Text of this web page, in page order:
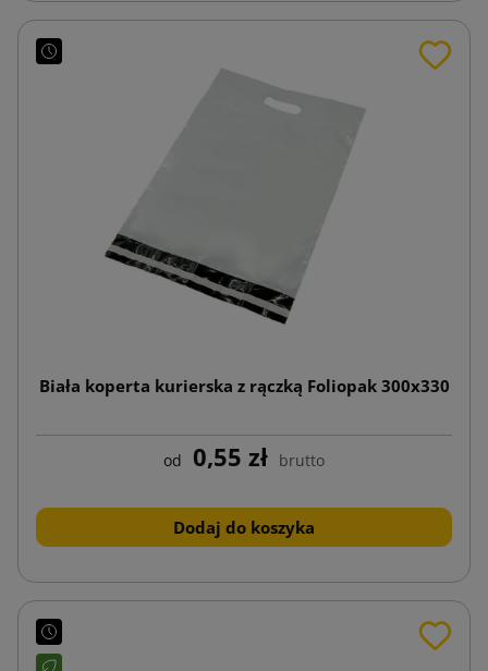
Biała koperta kurierska z rączką Foliopak 300x330
od 0,55 zł brutto
Dodaj do koszyka